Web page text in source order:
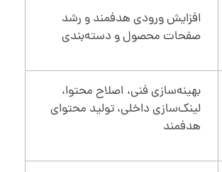
افزایش ورودی هدفمند و رشد
صفحات محصول و دسته‌بندی
بهینه‌سازی فنی، اصلاح محتوا،
لینک‌سازی داخلی، تولید محتوای
هدفمند